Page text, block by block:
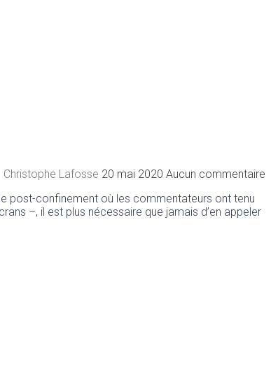
Christophe Lafosse 20 mai 2020 Aucun commentaire
post-confinement où les commentateurs ont tenu
–, il est plus nécessaire que jamais d’en appeler